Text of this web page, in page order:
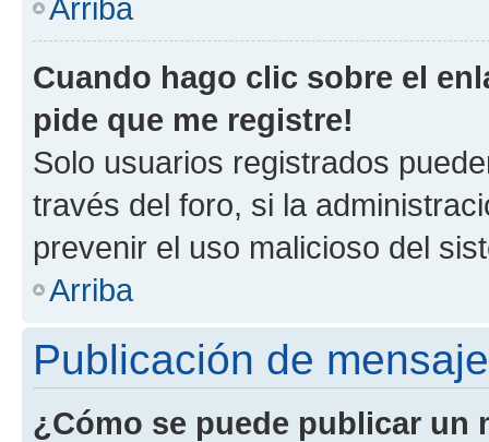
Arriba
Cuando hago clic sobre el
pide que me registre!
Solo usuarios registrados
través del foro, si la
prevenir el uso malicioso del
Arriba
Publicación de
¿Cómo se puede publicar un